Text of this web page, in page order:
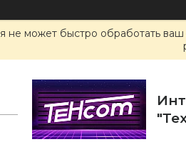
не может быстро обработать